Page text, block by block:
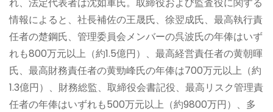
情報によると、社長補佐の王晟氏、徐翌成氏、最高執行責
任者の楚鋼氏、管理委員会メンバーの呉波氏の年俸はいず
れも800万元以上（約1.5億円）、最高経営責任者の黄朝暉
氏、最高財務責任者の黄勁峰氏の年俸は700万元以上（約
1.3億円）、財務総監、取締役会書記役、最高リスク管理責
任者の年俸はいずれも500万元以上（約9800万円）、多